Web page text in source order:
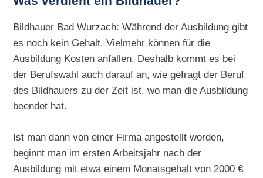
Bildhauer Bad Wurzach: Während der Ausbildung gibt
es noch kein Gehalt. Vielmehr können für die
Ausbildung Kosten anfallen. Deshalb kommt es bei
der Berufswahl auch darauf an, wie gefragt der Beruf
des Bildhauers zu der Zeit ist, wo man die Ausbildung
beendet hat.
Ist man dann von einer Firma angestellt worden,
beginnt man im ersten Arbeitsjahr nach der
Ausbildung mit etwa einem Monatsgehalt von 2000 €